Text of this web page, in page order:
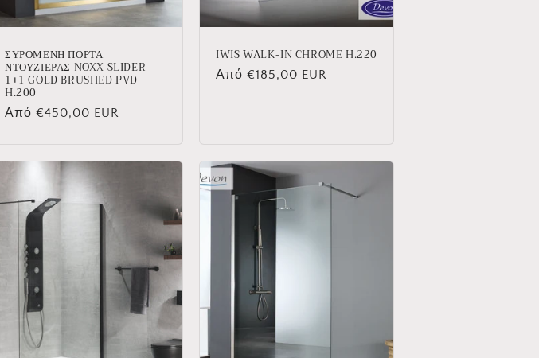
ΣΥΡΟΜΕΝΗ ΠΟΡΤΑ
ΝΤΟΥΖΙΕΡΑΣ NOXX SLIDER
1+1 GOLD BRUSHED PVD
H.200
Κανονική
Από €450,00 EUR
IWIS WALK-IN CHROME H.220
Κανονική
Από €185,00 EUR